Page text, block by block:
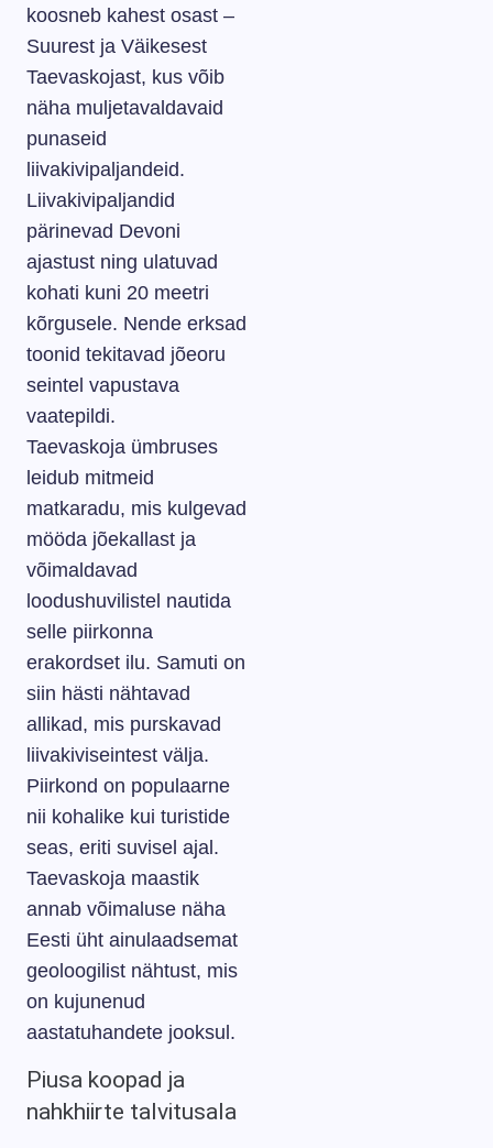
koosneb kahest osast –
Suurest ja Väikesest
Taevaskojast, kus võib
näha muljetavaldavaid
punaseid
liivakivipaljandeid.
Liivakivipaljandid
pärinevad Devoni
ajastust ning ulatuvad
kohati kuni 20 meetri
kõrgusele. Nende erksad
toonid tekitavad jõeoru
seintel vapustava
vaatepildi.
Taevaskoja ümbruses
leidub mitmeid
matkaradu, mis kulgevad
mööda jõekallast ja
võimaldavad
loodushuvilistel nautida
selle piirkonna
erakordset ilu. Samuti on
siin hästi nähtavad
allikad, mis purskavad
liivakiviseintest välja.
Piirkond on populaarne
nii kohalike kui turistide
seas, eriti suvisel ajal.
Taevaskoja maastik
annab võimaluse näha
Eesti üht ainulaadsemat
geoloogilist nähtust, mis
on kujunenud
aastatuhandete jooksul.
Piusa koopad ja
nahkhiirte talvitusala